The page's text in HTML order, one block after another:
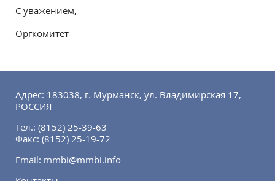
С уважением,
Оргкомитет
Адрес: 183038, г. Мурманск, ул. Владимирская 17,
РОССИЯ
Тел.: (8152) 25-39-63
Факс: (8152) 25-19-72
Email: mmbi@mmbi.info